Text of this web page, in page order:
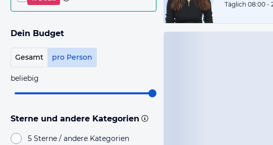
Dein Budget
Gesamt pro Person
beliebig
Sterne und andere Kategorien
5 Sterne / andere Kategorien
Täglich 08:00 -